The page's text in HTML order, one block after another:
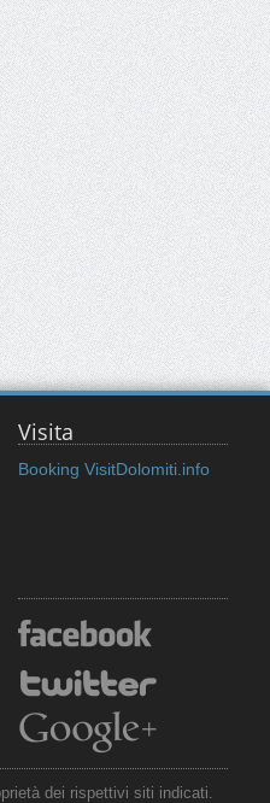
Visita
Booking VisitDolomiti.info
dei rispettivi siti indicati.